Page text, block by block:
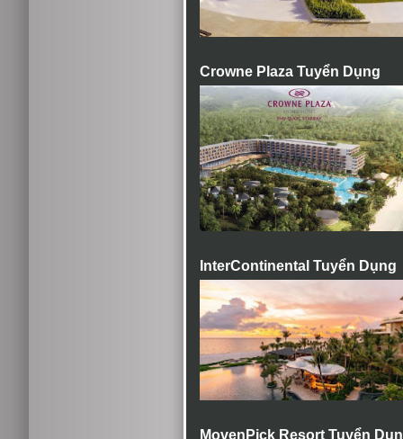
Crowne Plaza Tuyển Dụng
InterContinental Tuyển Dụng
MovenPick Resort Tuyển